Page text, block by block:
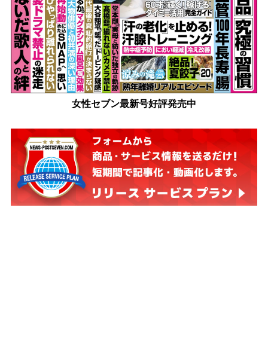
女性セブン最新号好評発売中